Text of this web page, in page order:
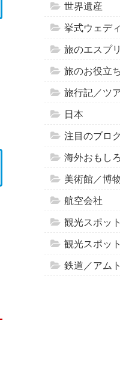
世界遺産
挙式ウェデ
旅のエスプリ
旅のお役立
旅行記／ツ
日本
注目のブロ
海外おもし
美術館／博
航空会社
観光スポッ
観光スポッ
鉄道／アム